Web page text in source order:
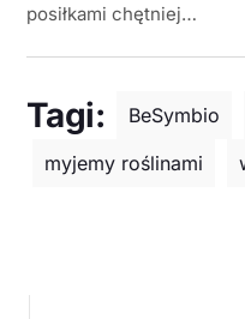
posiłkami chętniej…
Tagi: BeSymbio
myjemy roślinami